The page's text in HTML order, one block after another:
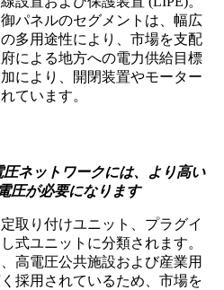
パネルのセグメントは、幅広
多用途性により、市場を支配
による地方への電力供給目標
により、開閉装置やモーター
ています。
ネットワークには、より高い
圧が必要になります
取り付けユニット、プラグイ
式ユニットに分類されます。
高電圧公共施設および産業用
採用されているため、市場を